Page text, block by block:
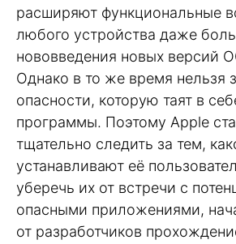
расширяют функциональные
любого устройства даже
нововведения новых версий
Однако в то же время нельзя
опасности, которую таят в
программы. Поэтому Apple
тщательно следить за тем,
устанавливают её
уберечь их от встречи с
опасными приложениями,
от разработчиков